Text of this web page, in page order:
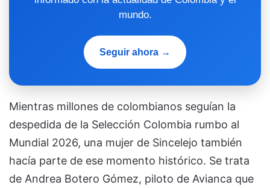
mundo.
Seguir ahora →
Mientras millones de colombianos seguían la
despedida de la Selección Colombia rumbo al
Mundial 2026, una mujer de Sincelejo también
hacía parte de ese momento histórico. Se trata
de Andrea Botero Gómez, piloto de Avianca que